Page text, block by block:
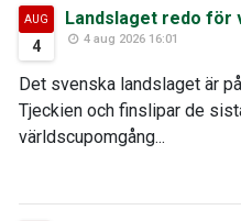
AUG
4
Landslaget redo för
4 aug 2026 16:01
Det svenska landslaget är
Tjeckien och finslipar de
världscupomgång...